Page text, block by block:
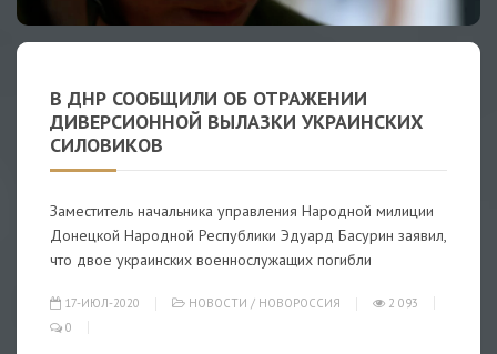
В ДНР СООБЩИЛИ ОБ ОТРАЖЕНИИ
ДИВЕРСИОННОЙ ВЫЛАЗКИ УКРАИНСКИХ
СИЛОВИКОВ
Заместитель начальника управления Народной милиции
Донецкой Народной Республики Эдуард Басурин заявил,
что двое украинских военнослужащих погибли
17-ИЮЛ-2020 НОВОСТИ / НОВОРОССИЯ
2 093
0